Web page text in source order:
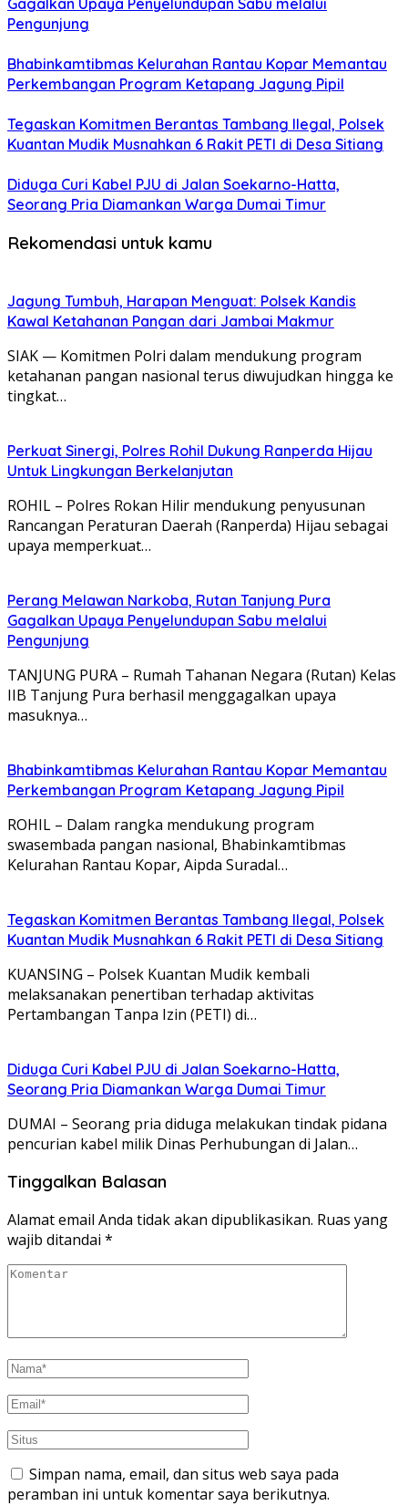
Gagalkan Upaya Penyelundupan Sabu melalui
Pengunjung
Bhabinkamtibmas Kelurahan Rantau Kopar Memantau
Perkembangan Program Ketapang Jagung Pipil
Tegaskan Komitmen Berantas Tambang Ilegal, Polsek
Kuantan Mudik Musnahkan 6 Rakit PETI di Desa Sitiang
Diduga Curi Kabel PJU di Jalan Soekarno-Hatta,
Seorang Pria Diamankan Warga Dumai Timur
Rekomendasi untuk kamu
Jagung Tumbuh, Harapan Menguat: Polsek Kandis
Kawal Ketahanan Pangan dari Jambai Makmur
SIAK — Komitmen Polri dalam mendukung program
ketahanan pangan nasional terus diwujudkan hingga ke
tingkat…
Perkuat Sinergi, Polres Rohil Dukung Ranperda Hijau
Untuk Lingkungan Berkelanjutan
ROHIL – Polres Rokan Hilir mendukung penyusunan
Rancangan Peraturan Daerah (Ranperda) Hijau sebagai
upaya memperkuat…
Perang Melawan Narkoba, Rutan Tanjung Pura
Gagalkan Upaya Penyelundupan Sabu melalui
Pengunjung
TANJUNG PURA – Rumah Tahanan Negara (Rutan) Kelas
IIB Tanjung Pura berhasil menggagalkan upaya
masuknya…
Bhabinkamtibmas Kelurahan Rantau Kopar Memantau
Perkembangan Program Ketapang Jagung Pipil
ROHIL – Dalam rangka mendukung program
swasembada pangan nasional, Bhabinkamtibmas
Kelurahan Rantau Kopar, Aipda Suradal…
Tegaskan Komitmen Berantas Tambang Ilegal, Polsek
Kuantan Mudik Musnahkan 6 Rakit PETI di Desa Sitiang
KUANSING – Polsek Kuantan Mudik kembali
melaksanakan penertiban terhadap aktivitas
Pertambangan Tanpa Izin (PETI) di…
Diduga Curi Kabel PJU di Jalan Soekarno-Hatta,
Seorang Pria Diamankan Warga Dumai Timur
DUMAI – Seorang pria diduga melakukan tindak pidana
pencurian kabel milik Dinas Perhubungan di Jalan…
Tinggalkan Balasan
Alamat email Anda tidak akan dipublikasikan. Ruas yang
wajib ditandai *
Simpan nama, email, dan situs web saya pada
peramban ini untuk komentar saya berikutnya.